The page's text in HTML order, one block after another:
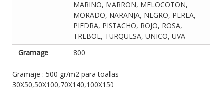
MARINO, MARRON, MELOCOTON,
MORADO, NARANJA, NEGRO, PERLA,
PIEDRA, PISTACHO, ROJO, ROSA,
TREBOL, TURQUESA, UNICO, UVA
Gramage
800
Gramaje : 500 gr/m2 para toallas
30X50,50X100,70X140,100X150